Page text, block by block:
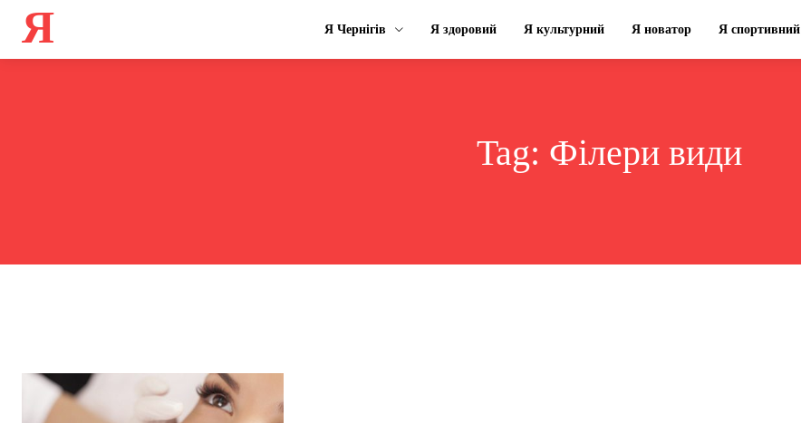
Я Я Чернігів Я здоровий Я культурний Я новатор Я спортивний
Tag: Філери види